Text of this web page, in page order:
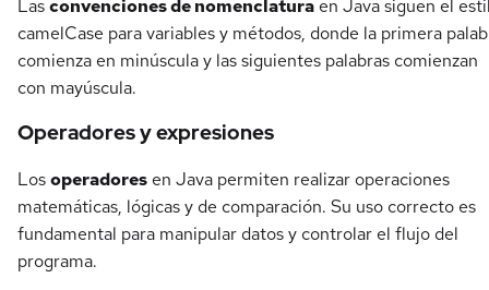
Lasconvenciones de nomenclatura en Java siguen el
camelCase para variables y métodos, donde la primera
comienza en minúscula y las siguientes palabras comienzan
con mayúscula.
Operadores y expresiones
Losoperadores en Java permiten realizar operaciones
matemáticas, lógicas y de comparación. Su uso correcto es
fundamental para manipular datos y controlar el flujo del
programa.